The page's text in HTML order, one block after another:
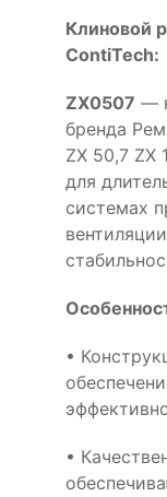
Клиновой
ContiTech:
ZX0507 —
бренда
ZX 50,7 ZX
для
системах
•
•